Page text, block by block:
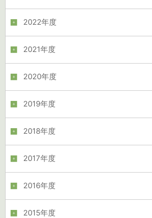
2022年度
2021年度
2020年度
2019年度
2018年度
2017年度
2016年度
2015年度